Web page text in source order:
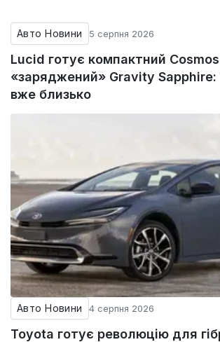
Авто Новини 5 серпня 2026
Lucid готує компактний Cosmos
«заряджений» Gravity
вже близько
Авто Новини 4 серпня 2026
Toyota готує революцію для